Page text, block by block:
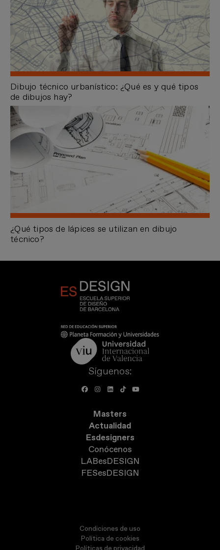
Dibujo técnico urbanístico: ¿Qué es y qué tipos
de dibujos hay?
¿Qué tipos de lápices se utilizan en dibujo
técnico?
Síguenos:
Masters
Actualidad
Esdesigners
Conócenos
LABesDESIGN
FESesDESIGN
Condiciones de uso
Política de cookies
Políticas de privacidad